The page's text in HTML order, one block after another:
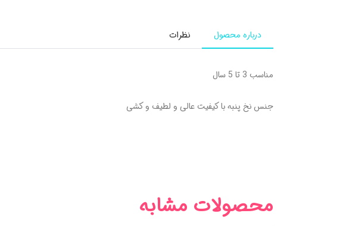
درباره محصول نظرات
مناسب 3 تا 5 سال
جنس نخ پنبه با کیفیت عالی و لطیف و کشی
محصولات مشابه